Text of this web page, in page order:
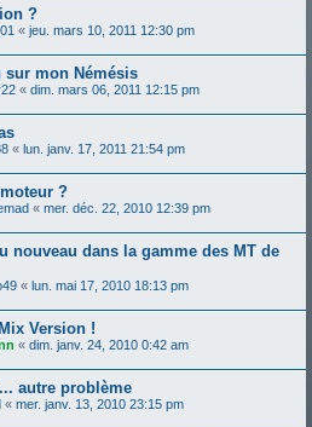
?
« jeu. mars 10, 2011 12:30 pm
mon Némésis
« dim. mars 06, 2011 12:15 pm
« lun. janv. 17, 2011 21:54 pm
?
« mer. déc. 22, 2010 12:39 pm
nouveau dans la gamme des MT de
« lun. mai 17, 2010 18:13 pm
Version !
« dim. janv. 24, 2010 0:42 am
autre problème
« mer. janv. 13, 2010 23:15 pm